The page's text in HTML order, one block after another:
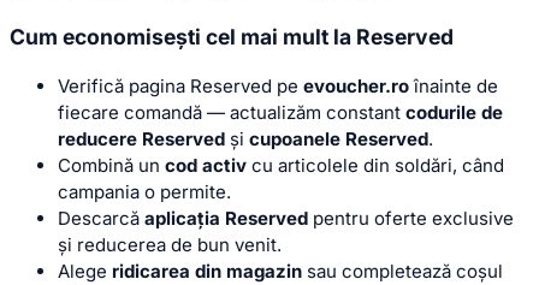
Cum economisești cel mai mult la Reserved
Verifică pagina Reserved pe evoucher.roînainte de
fiecare comandă — actualizăm constant codurile de
reducere Reserved și cupoanele Reserved.
Combină un cod activ cu articolele din soldări, când
campania o permite.
Descarcă aplicația Reserved pentru oferte exclusive
și reducerea de bun venit.
Alege ridicarea din magazin sau completează coșul